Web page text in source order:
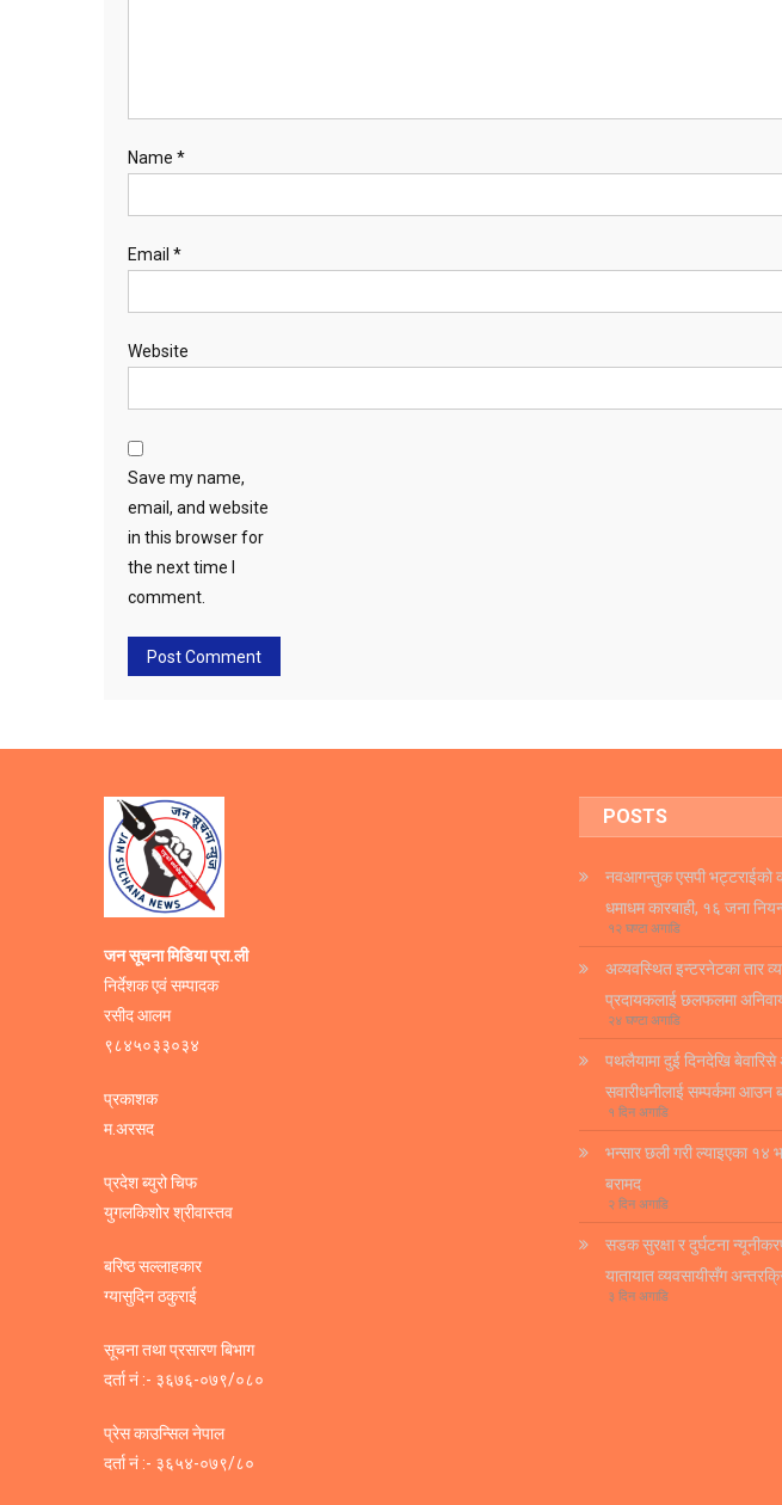
Name *
Email *
Website
Save my name,
email, and website
in this browser for
the next time I
comment.
जन सूचना मिडिया प्रा.ली
निर्देशक एवं सम्पादक
रसीद आलम
९८४५०३३०३४
प्रकाशक
म.अरसद
प्रदेश ब्युरो चिफ
युगलकिशोर श्रीवास्तव
बरिष्ठ सल्लाहकार
ग्यासुदिन ठकुराई
सूचना तथा प्रसारण बिभाग
दर्ता नं :- ३६७६-०७९/०८०
प्रेस काउन्सिल नेपाल
दर्ता नं :- ३६५४-०७९/८०
POSTS
नवआगन्तुक एसपी भट्टराईको
धमाधम कारबाही, १६ जना
१२ घण्टा अगाडि
अव्यवस्थित इन्टरनेटका तार
प्रदायकलाई छलफलमा
२४ घण्टा अगाडि
पथलैयामा दुई दिनदेखि बेवारिसे
सवारीधनीलाई सम्पर्कमा आउन
१ दिन अगाडि
भन्सार छली गरी ल्याइएका १४
बरामद
२ दिन अगाडि
सडक सुरक्षा र दुर्घटना
यातायात व्यवसायीसँग
३ दिन अगाडि